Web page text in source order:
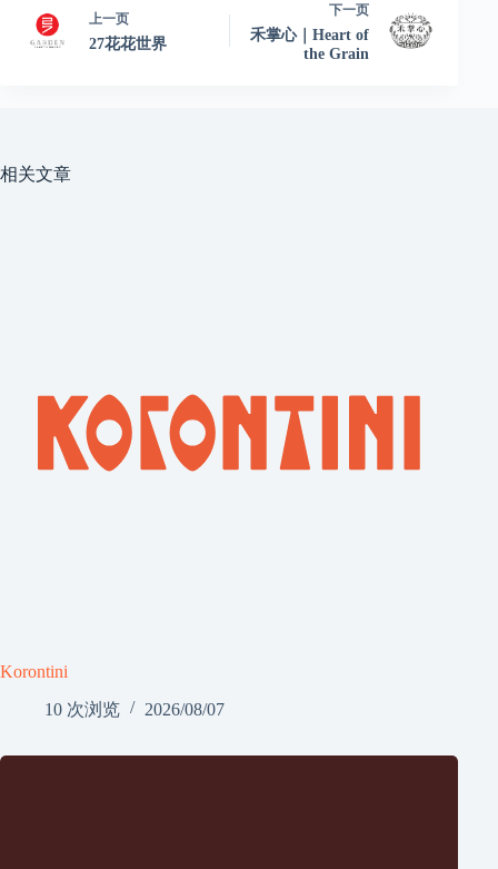
上一页
27花花世界
下一页
禾掌心｜Heart of
the Grain
相关文章
Korontini
10 次浏览
2026/08/07